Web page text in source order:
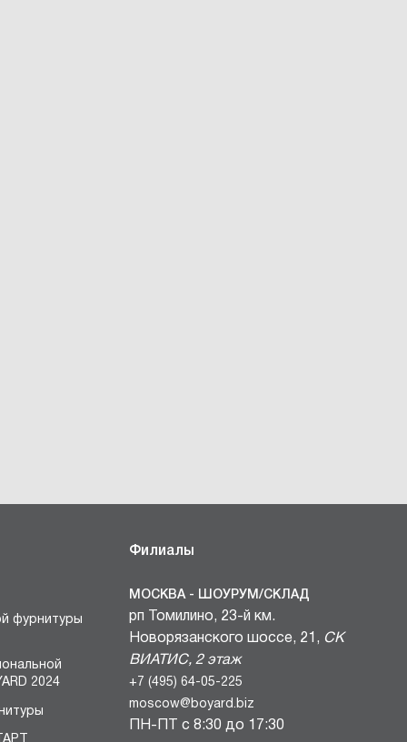
фурнитуры
2024
Филиалы
МОСКВА - ШОУРУМ/СКЛАД
рп Томилино, 23-й км.
Новорязанского шоссе, 21, СК
ВИАТИС, 2 этаж
+7 (495) 64-05-225
moscow@boyard.biz
ПН-ПТ с 8:30 до 17:30